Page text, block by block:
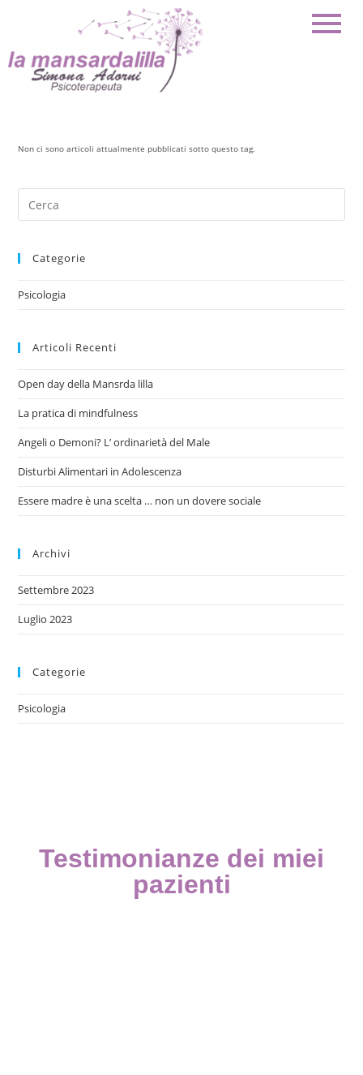
Non ci sono articoli attualmente pubblicati sotto questo tag.
Categorie
Psicologia
Articoli Recenti
Open day della Mansrda lilla
La pratica di mindfulness
Angeli o Demoni? L’ ordinarietà del Male
Disturbi Alimentari in Adolescenza
Essere madre è una scelta … non un dovere sociale
Archivi
Settembre 2023
Luglio 2023
Categorie
Psicologia
Testimonianze dei miei
pazienti